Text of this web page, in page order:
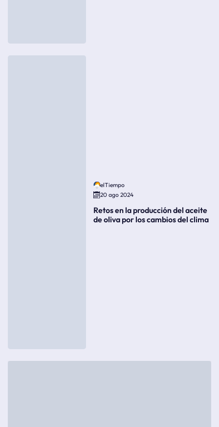
elTiempo
20 ago 2024
Retos en la producción del aceite
de oliva por los cambios del clima